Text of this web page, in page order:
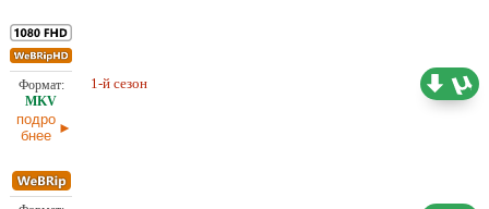
подро
бнее
1-й сезон